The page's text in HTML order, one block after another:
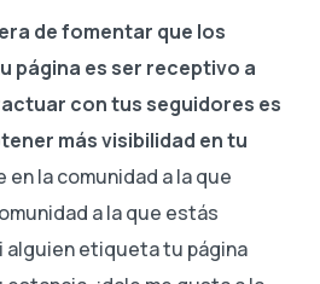
de fomentar que los
página es ser receptivo a
con tus seguidores es
más visibilidad en tu
la comunidad a la que
a la que estás
alguien etiqueta tu página